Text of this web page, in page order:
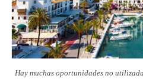
Hay muchas oportunidades no